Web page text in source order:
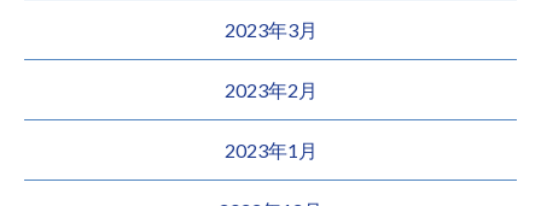
2023年3月
2023年2月
2023年1月